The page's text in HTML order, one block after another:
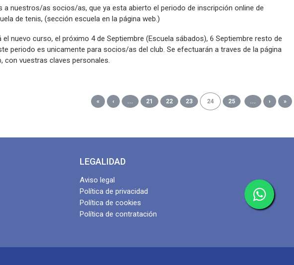
a nuestros/as socios/as, que ya esta abierto el periodo de inscripción online de
de tenis, (sección escuela en la página web.)
el nuevo curso, el próximo 4 de Septiembre (Escuela sábados), 6 Septiembre resto de
periodo es unicamente para socios/as del club. Se efectuarán a traves de la página
con vuestras claves personales.
inscripciones al público en general, si hubiesen plazas disponibles.
« ‹ ... 21 22 23 24 25 ... › »
LEGALIDAD
Aviso legal
Política de privacidad
Política de cookies
Política de contratación